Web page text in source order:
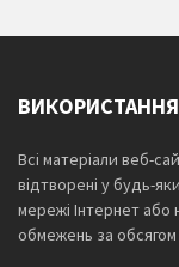
ВИКОРИСТАННЯ
Всі матеріали веб-
відтворені у будь-
мережі Інтернет або
обмежень за обсягом